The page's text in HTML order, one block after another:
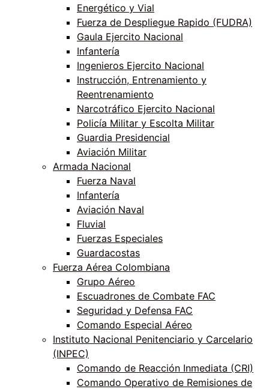
Energético y Vial
Fuerza de Despliegue Rapido (FUDRA)
Gaula Ejercito Nacional
Infantería
Ingenieros Ejercito Nacional
Instrucción, Entrenamiento y
Reentrenamiento
Narcotráfico Ejercito Nacional
Policía Militar y Escolta Militar
Guardia Presidencial
Aviación Militar
Armada Nacional
Fuerza Naval
Infantería
Aviación Naval
Fluvial
Fuerzas Especiales
Guardacostas
Fuerza Aérea Colombiana
Grupo Aéreo
Escuadrones de Combate FAC
Seguridad y Defensa FAC
Comando Especial Aéreo
Instituto Nacional Penitenciario y Carcelario
(INPEC)
Comando de Reacción Inmediata (CRI)
Comando Operativo de Remisiones de